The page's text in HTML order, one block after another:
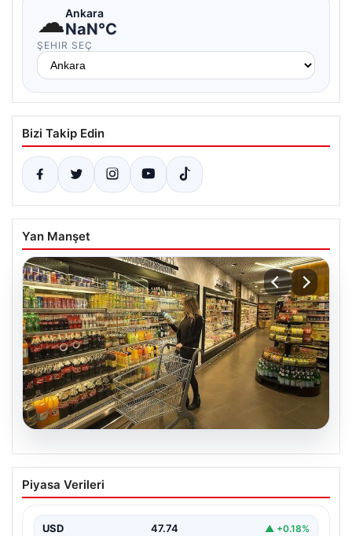
☁Ankara
NaN°C
ŞEHIR SEÇ
Bizi Takip Edin
Yan Manşet
07.08.2026
Enflasyon verileri ne zaman
açıklanacak? 2026 TÜİK mart ayı
Piyasa Verileri
USD 47.74 ▲ +0.18%